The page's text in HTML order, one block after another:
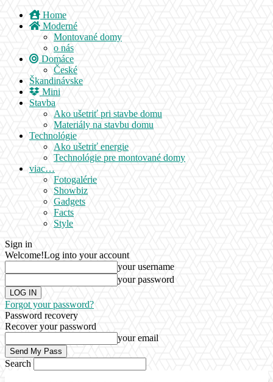
Home
Moderné
Montované domy
o nás
Domáce
České
Škandinávske
Mini
Stavba
Ako ušetriť pri stavbe domu
Materiály na stavbu domu
Technológie
Ako ušetriť energie
Technológie pre montované domy
viac…
Fotogalérie
Showbiz
Gadgets
Facts
Style
Sign in
Welcome!Log into your account
your username
your password
Forgot your password?
Password recovery
Recover your password
your email
Search